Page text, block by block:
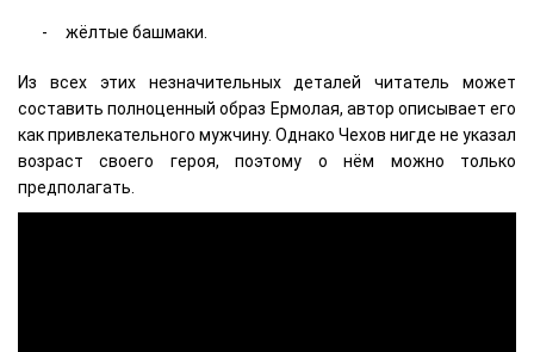
жёлтые башмаки.
Из всех этих незначительных деталей читатель может
составить полноценный образ Ермолая, автор описывает его
как привлекательного мужчину. Однако Чехов нигде не указал
возраст своего героя, поэтому о нём можно только
предполагать.